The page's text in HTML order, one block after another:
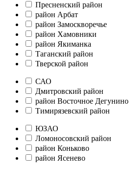
Пресненский район
район Арбат
район Замоскворечье
район Хамовники
район Якиманка
Таганский район
Тверской район
САО
Дмитровский район
район Восточное Дегунино
Тимирязевский район
ЮЗАО
Ломоносовский район
район Коньково
район Ясенево